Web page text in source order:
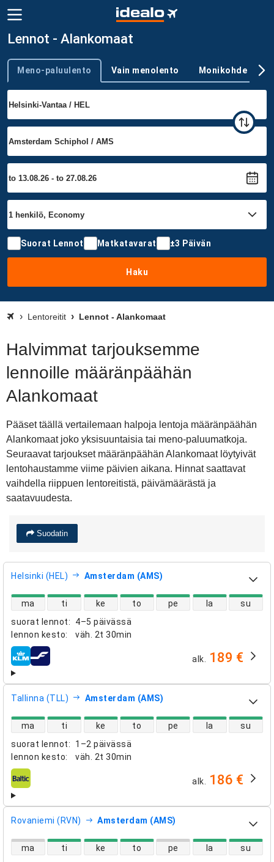
Lennot - Alankomaat
Trip type
Meno-paluulento Vain menolento Monikohde
Suorat Lennot Matkatavarat ±3 Päivän
Haku
Lentoreitit Lennot - Alankomaat
Halvimmat tarjouksemme
lennoille määränpäähän
Alankomaat
Pääset täällä vertailemaan halpoja lentoja määränpäähän
Alankomaat joko yksisuuntaisia tai meno-paluumatkoja.
Seuraavat tarjoukset määränpäähän Alankomaat löytyivät
lentohaustamme viime päivien aikana. Hinnat saattavat
vaihdella riippuen lentoreitistä, päivämäärästä ja
saatavuudesta.
Suodatin
Helsinki (HEL) Amsterdam (AMS)
suorat lennot:
4–5 päivässä
lennon kesto: väh. 2t 30min
suorien lentojen saatavuus
ma ti ke to pe la su
lentoyhtiöt alk. 189 €
Tallinna (TLL) Amsterdam (AMS)
suorat lennot:
1–2 päivässä
lennon kesto: väh. 2t 30min
suorien lentojen saatavuus
ma ti ke to pe la su
lentoyhtiöt alk. 186 €
Rovaniemi (RVN) Amsterdam (AMS)
suorien lentojen saatavuus
ma ti ke to pe la su